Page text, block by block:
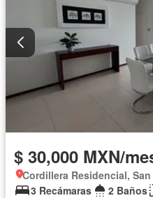
$ 30,000 MXN/
Cordillera Residencial,
3 Recámaras
2 Baños